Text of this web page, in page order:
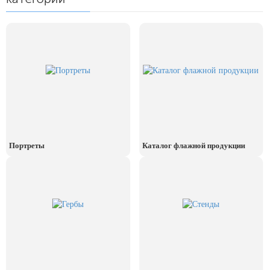
24 мая, День славянской
22 июня, День памяти и скорби
подпольщиков
Портреты Каталог флажной продукции